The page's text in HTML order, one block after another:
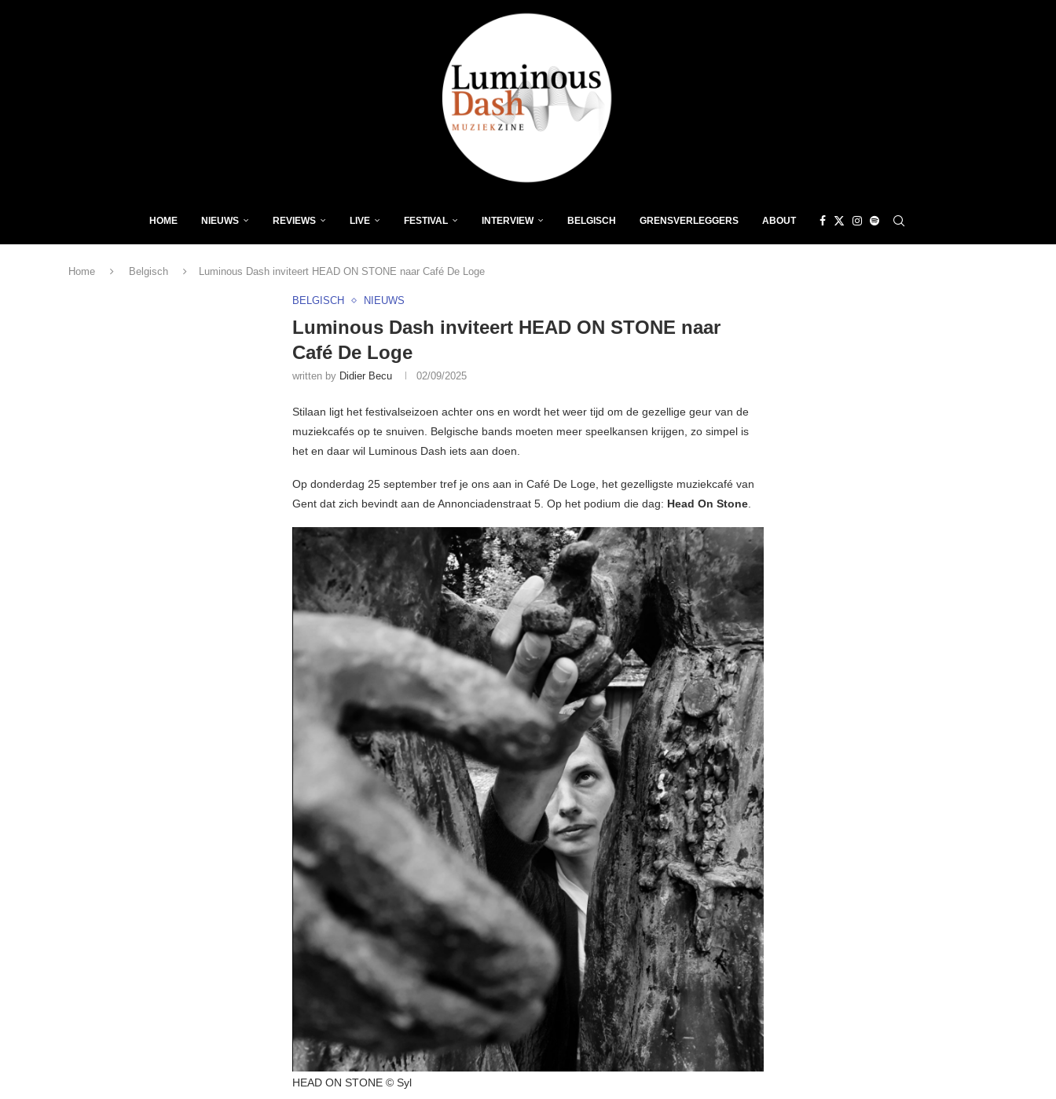
HOME NIEUWS REVIEWS LIVE FESTIVAL INTERVIEW BELGISCH GRENSVERLEGGERS ABOUT
Home Belgisch Luminous Dash inviteert HEAD ON STONE naar Café De Loge
BELGISCH NIEUWS
Luminous Dash inviteert HEAD ON STONE naar
Café De Loge
written by Didier Becu 02/09/2025
Stilaan ligt het festivalseizoen achter ons en wordt het weer tijd om de gezellige geur van de
muziekcafés op te snuiven. Belgische bands moeten meer speelkansen krijgen, zo simpel is
het en daar wil Luminous Dash iets aan doen.
Op donderdag 25 september tref je ons aan in Café De Loge, het gezelligste muziekcafé van
Gent dat zich bevindt aan de Annonciadenstraat 5. Op het podium die dag: Head On Stone.
HEAD ON STONE © Syl